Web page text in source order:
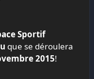
Sportif
que se déroulera
2015!